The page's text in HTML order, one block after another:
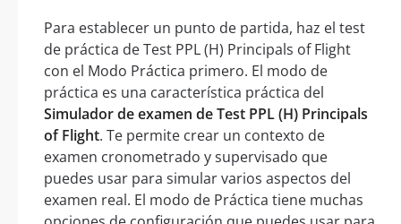
Para establecer un punto de partida, haz el test
de práctica de Test PPL (H) Principals of Flight
con el Modo Práctica primero. El modo de
práctica es una característica práctica del
Simulador de examen de Test PPL (H) Principals
of Flight. Te permite crear un contexto de
examen cronometrado y supervisado que
puedes usar para simular varios aspectos del
examen real. El modo de Práctica tiene muchas